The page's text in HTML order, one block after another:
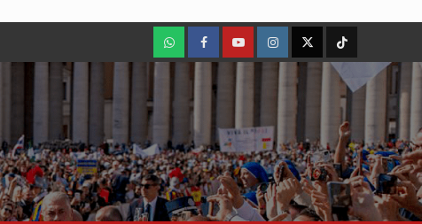
WhatsAppFacebookYoutubeInstagram
X TikTok